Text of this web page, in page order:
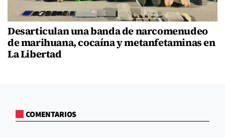
Desarticulan una banda de narcomenudeo
de marihuana, cocaína y metanfetaminas en
La Libertad
COMENTARIOS